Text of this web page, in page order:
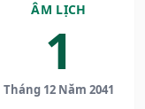
ÂM LỊCH
1
Tháng 12 Năm 2041